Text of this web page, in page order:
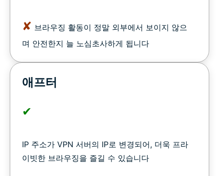
✘ 브라우징 활동이 정말 외부에서 보이지 않으
며 안전한지 늘 노심초사하게 됩니다
애프터
✔
IP 주소가 VPN 서버의 IP로 변경되어, 더욱 프라
이빗한 브라우징을 즐길 수 있습니다